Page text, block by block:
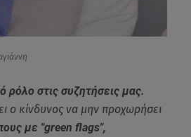
στις συζητήσεις μας.
ο κίνδυνος να μην προχωρήσει
με "green flags",